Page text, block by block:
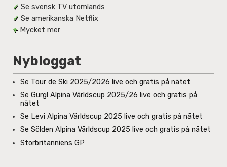
✓ Se svensk TV utomlands
✓ Se amerikanska Netflix
+ Mycket mer
Nybloggat
Se Tour de Ski 2025/2026 live och gratis på nätet
Se Gurgl Alpina Världscup 2025/26 live och gratis på
nätet
Se Levi Alpina Världscup 2025 live och gratis på nätet
Se Sölden Alpina Världscup 2025 live och gratis på nätet
Storbritanniens GP